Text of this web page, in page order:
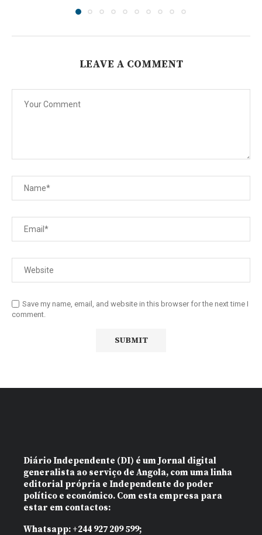
LEAVE A COMMENT
Save my name, email, and website in this browser for the next time I
comment.
Diário Independente (DI) é um Jornal digital
generalista ao serviço de Angola, com uma linha
editorial própria e Independente do poder
político e económico. Com esta empresa para
estar em contactos:
Whatsapp: +244 927 209 599;